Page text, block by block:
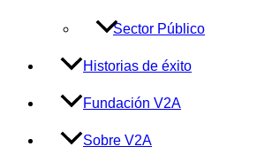
Sector Público
Historias de éxito
Fundación V2A
Sobre V2A